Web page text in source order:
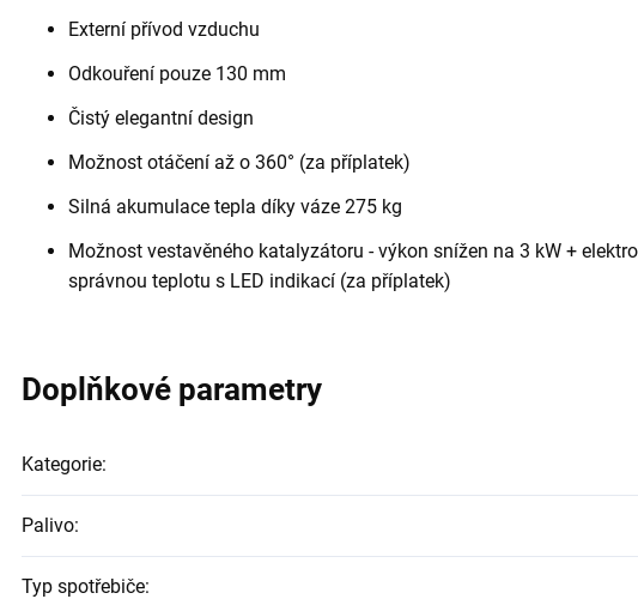
Externí přívod vzduchu
Odkouření pouze 130 mm
Čistý elegantní design
Možnost otáčení až o 360° (za příplatek)
Silná akumulace tepla díky váze 275 kg
Možnost vestavěného katalyzátoru - výkon snížen na 3 kW +
správnou teplotu s LED indikací (za příplatek)
Doplňkové parametry
Kategorie:
Palivo:
Typ spotřebiče: